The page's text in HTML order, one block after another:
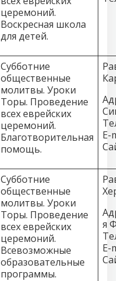
церемоний.
Воскресная школа
для детей.
Субботние
общественные
молитвы. Уроки
Торы. Проведение
всех еврейских
церемоний.
Благотворительная
помощь.
E-
Субботние
общественные
молитвы. Уроки
Торы. Проведение
всех еврейских
церемоний.
Всевозможные
образовательные
программы.
я
E-